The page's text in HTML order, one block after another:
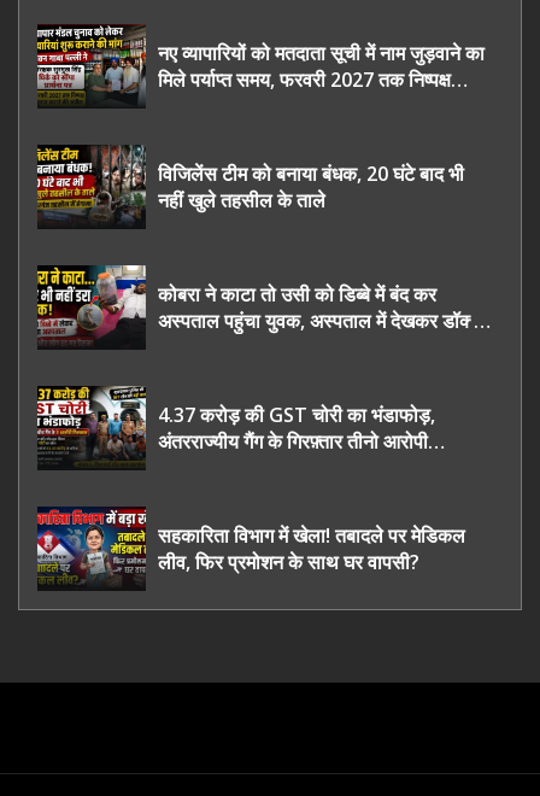
नए व्यापारियों को मतदाता सूची में नाम जुड़वाने का
मिले पर्याप्त समय, फरवरी 2027 तक निष्पक्ष
विजिलेंस टीम को बनाया बंधक, 20 घंटे बाद भी
नहीं खुले तहसील के ताले
कोबरा ने काटा तो उसी को डिब्बे में बंद कर
अस्पताल पहुंचा युवक, अस्पताल में देखकर डॉक्टर
4.37 करोड़ की GST चोरी का भंडाफोड़,
अंतरराज्यीय गैंग के गिरफ़्तार तीनो आरोपी
सहकारिता विभाग में खेला! तबादले पर मेडिकल
लीव, फिर प्रमोशन के साथ घर वापसी?